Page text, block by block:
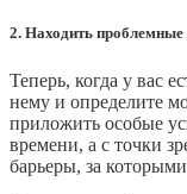
2. Находить
Теперь, когда у вас
нему и определите
приложить особые
времени, а с точки
барьеры, за